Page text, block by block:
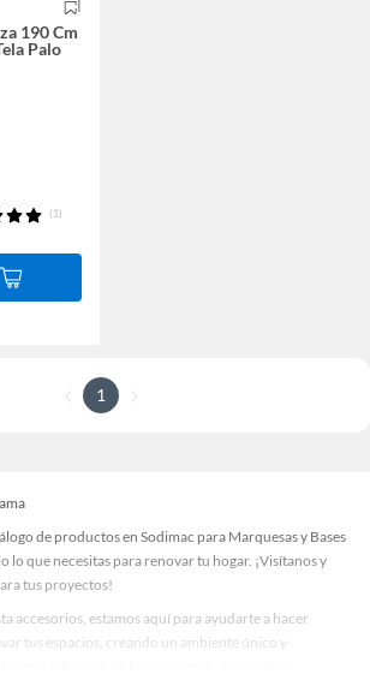
190 Cm
Palo
(1)
1
de productos en Sodimac para Marquesas y Bases
lo que necesitas para renovar tu hogar. ¡Visítanos y
tus proyectos!
accesorios, estamos aquí para ayudarte a hacer
tus espacios, creando un ambiente único y